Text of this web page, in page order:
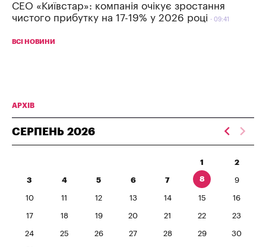
СЕО «Київстар»: компанія очікує зростання
чистого прибутку на 17-19% у 2026 році
09:41
ВСІ НОВИНИ
АРХІВ
СЕРПЕНЬ 2026
1 2
3 4 5 6 7 8 9
10 11 12 13 14 15 16
17 18 19 20 21 22 23
24 25 26 27 28 29 30